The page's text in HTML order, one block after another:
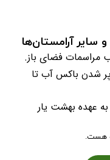
سایر آرامستان‌ها
مراسمات فضای باز.
پر شدن باکس آب تا
عهده بهشت یار
هست.